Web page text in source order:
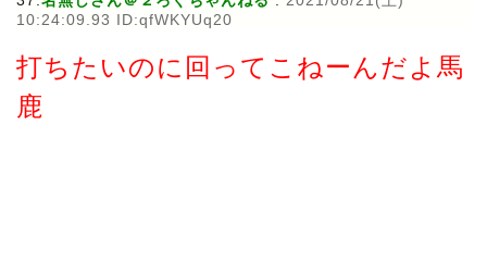
10:24:09.93 ID:qfWKYUq20
打ちたいのに回ってこねーんだよ馬
鹿